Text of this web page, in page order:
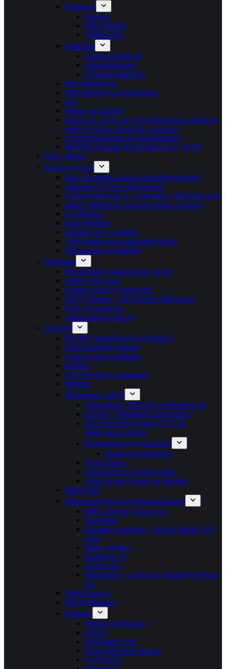
Kameraer
Kamera
Mini printere
Vildtkamera
Kikkerter
Outdoor kikkerter
Stjernekikkerter
Termiske kikkerter
Metal detektorer
Mikroskoper og Snakescopes
Net
Optage og afspille
Observere myrer og lyt til flagermus og fugle og
mød en verden af plysdyr i oversize
Undervandsdroner og fiskekameraer
MiniOne Systems (Electrophoresis + PCR)
ORA Sphere
Podcast og Lyd
Byg et komplet podcast-produktionsstudie
Adaptere og USB ladestationer
Podcast mikrofoner – Saramonic, Hollyland m.m
Røde: mikrofoner, podcast studios, headsets
Lys Podcast
Stativ/Holdere
Reporter kit / vlogging
Video-konference-streaming udstyr
Greenscreen og tilbehør
Sanserum
Beroligende tyngde tæpper og dyr
Fidget, Feel good
Flytbare Pop-Up Sanserum
KITT robotten – din lærende følgesvend
Puder til sanserum
Sansestimulerende lys
STEAM
BYOR ( Build Your Own Robot )
Kubo skærmfri robotter
Greenscreen og tilbehør
Intelino
Leg med tal og matematik
littlebits
Makerspace udstyr
3D printere – PRUSA og Bambu Lab
AEON + Makeblock lasercuttere
Xtool MetalFab Laser+CNC &
Makerspace pakker
Folieskærere & symaskiner
Brother & ScanNcut
PCB printere
Varmepressere og akrylbøjer
xTool Screen Printer og tilbehør
Merge Edu
Mikrocontrollere og mikroprocessorer
BBC microbit, Halo m.m.
Elecfreaks
Kitronik produkter – Arcade, BitBot Pro
m.m.
Makey-Makey
Raspberry Pi
SAM Labs
WonderKit – Air,Hover, Bubble & Wheel
Bit
Natur/Science
Pap og Makedo
Robotter
Beebot og Bluebot
Edison
HP Robots-Otto
Kubo skærmfri robotter
LOTI-BOT